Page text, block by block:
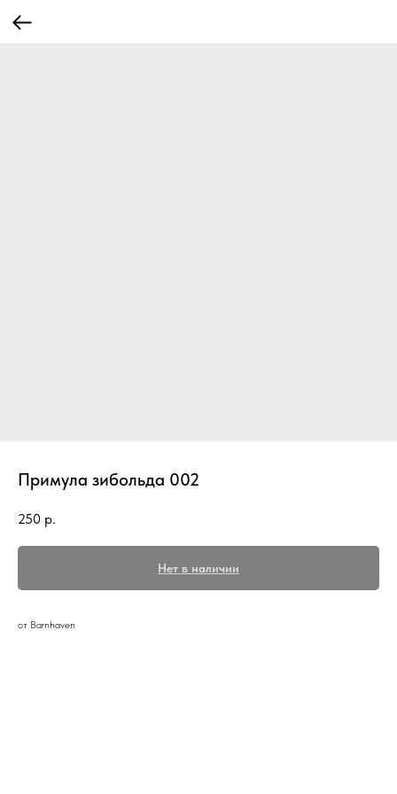
Примула зибольда 002
250 р.
Нет в наличии
от Barnhaven